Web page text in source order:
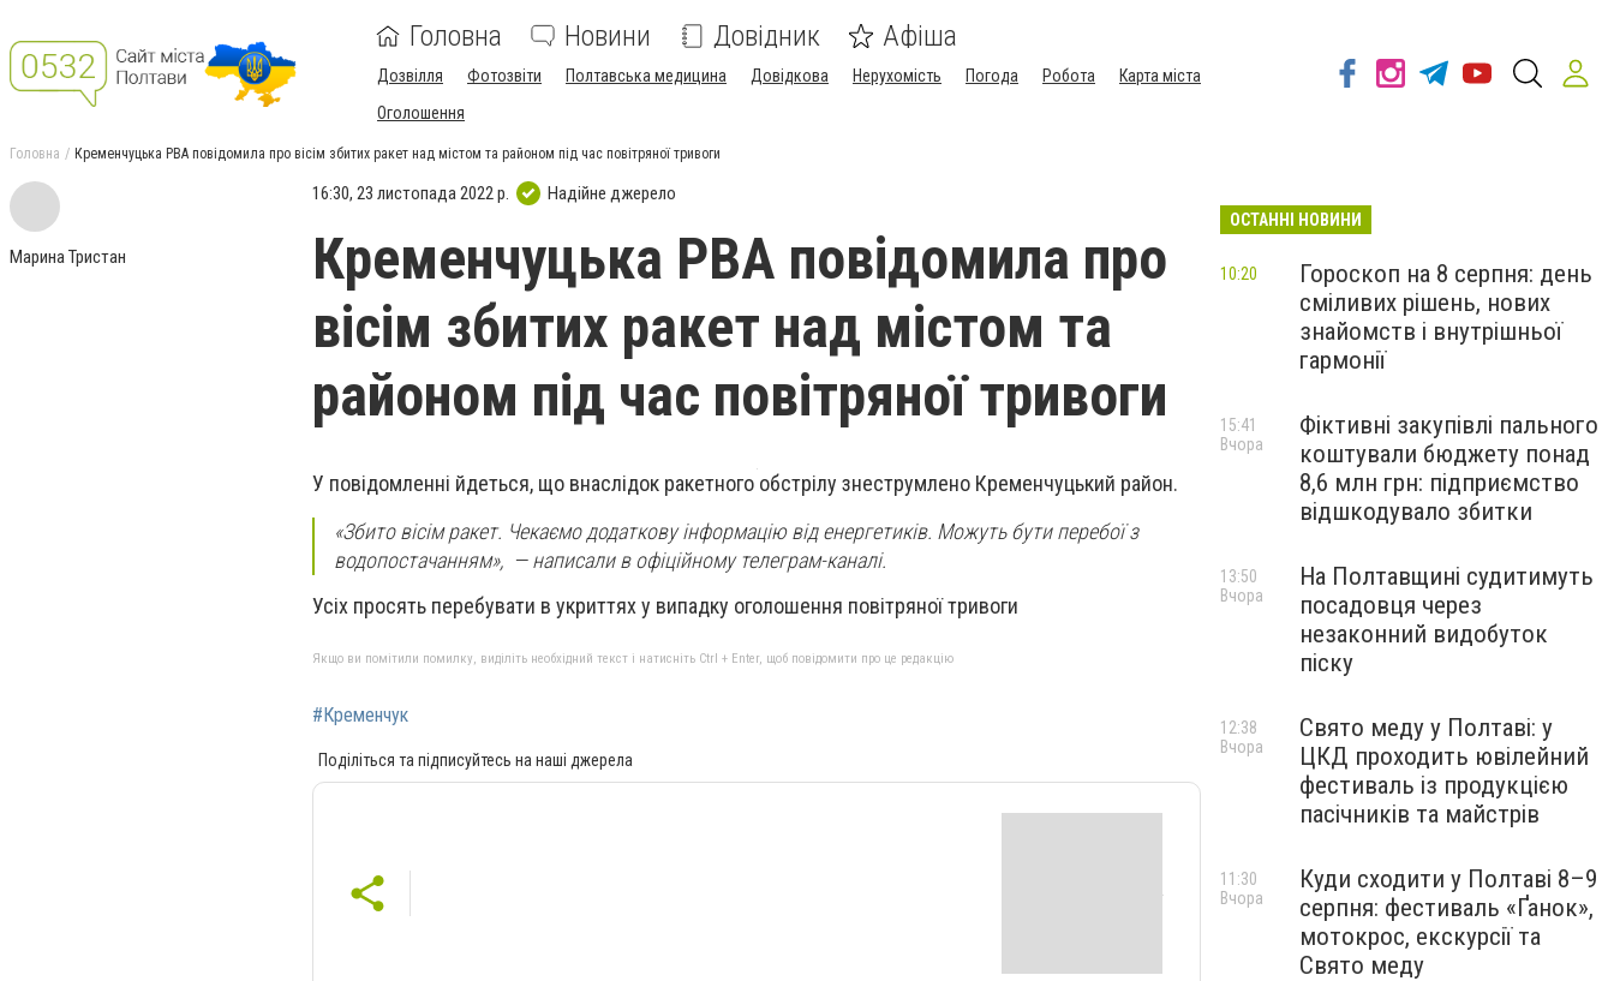
Головна Новини Довідник Афіша
Дозвілля Фотозвіти Полтавська медицина Довідкова Нерухомість Погода Робота
Карта міста
Оголошення
Головна Кременчуцька РВА повідомила про вісім збитих ракет над містом та районом під час повітряної тривоги
Марина Тристан
16:30, 23 листопада 2022 р. Надійне джерело
Кременчуцька РВА повідомила про
вісім збитих ракет над містом та
районом під час повітряної тривоги
У повідомленні йдеться, що внаслідок ракетного обстрілу знеструмлено Кременчуцький район.
«Збито вісім ракет. Чекаємо додаткову інформацію від енергетиків. Можуть бути перебої з
водопостачанням», — написали в офіційному телеграм-каналі.
Усіх просять перебувати в укриттях у випадку оголошення повітряної тривоги
Якщо ви помітили помилку, виділіть необхідний текст і натисніть Ctrl + Enter, щоб повідомити про це редакцію
#Кременчук
Поділіться та підписуйтесь на наші джерела
ОСТАННІ НОВИНИ
Гороскоп на 8 серпня: день
сміливих рішень, нових
знайомств і внутрішньої
гармонії
10:20
Фіктивні закупівлі пального
коштували бюджету понад
8,6 млн грн: підприємство
відшкодувало збитки
15:41
Вчора
На Полтавщині судитимуть
посадовця через
незаконний видобуток
піску
13:50
Вчора
Свято меду у Полтаві: у
ЦКД проходить ювілейний
фестиваль із продукцією
пасічників та майстрів
12:38
Вчора
Куди сходити у Полтаві 8–9
серпня: фестиваль «Ґанок»,
мотокрос, екскурсії та
Свято меду
11:30
Вчора